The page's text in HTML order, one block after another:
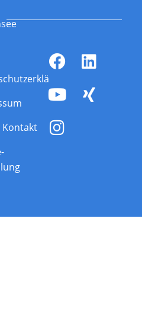
Kontakt